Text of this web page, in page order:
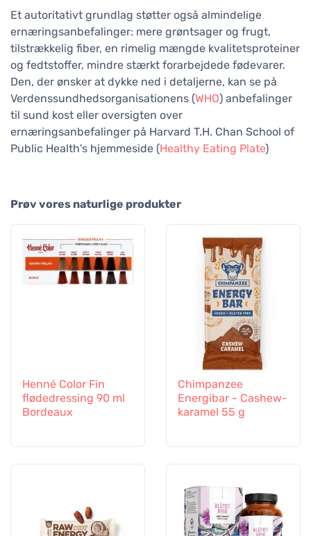
Et autoritativt grundlag støtter også almindelige
ernæringsanbefalinger: mere grøntsager og frugt,
tilstrækkelig fiber, en rimelig mængde kvalitetsproteiner
og fedtstoffer, mindre stærkt forarbejdede fødevarer.
Den, der ønsker at dykke ned i detaljerne, kan se på
Verdenssundhedsorganisationens (WHO) anbefalinger
til sund kost eller oversigten over
ernæringsanbefalinger på Harvard T.H. Chan School of
Public Health's hjemmeside (Healthy Eating Plate)
Prøv vores naturlige produkter
Henné Color Fin
flødedressing 90 ml
Bordeaux
Chimpanzee
Energibar - Cashew-
karamel 55 g